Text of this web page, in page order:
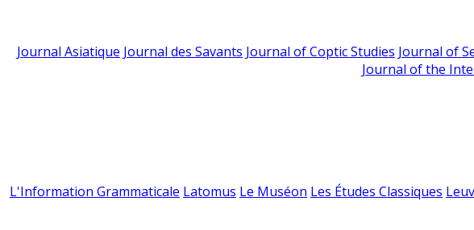
Journal Asiatique Journal des Savants Journal of Coptic Studies Journal of
Journal of the
L'Information Grammaticale Latomus Le Muséon Les Études Classiques